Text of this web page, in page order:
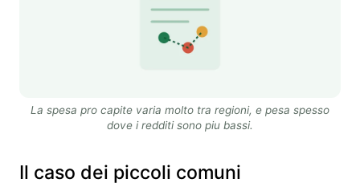
La spesa pro capite varia molto tra regioni, e pesa spesso
dove i redditi sono piu bassi.
Il caso dei piccoli comuni